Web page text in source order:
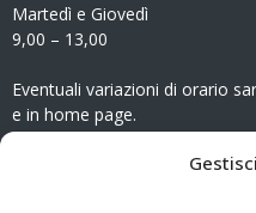
Martedì e Giovedì
9,00 – 13,00
Eventuali variazioni di orario
e in home page.